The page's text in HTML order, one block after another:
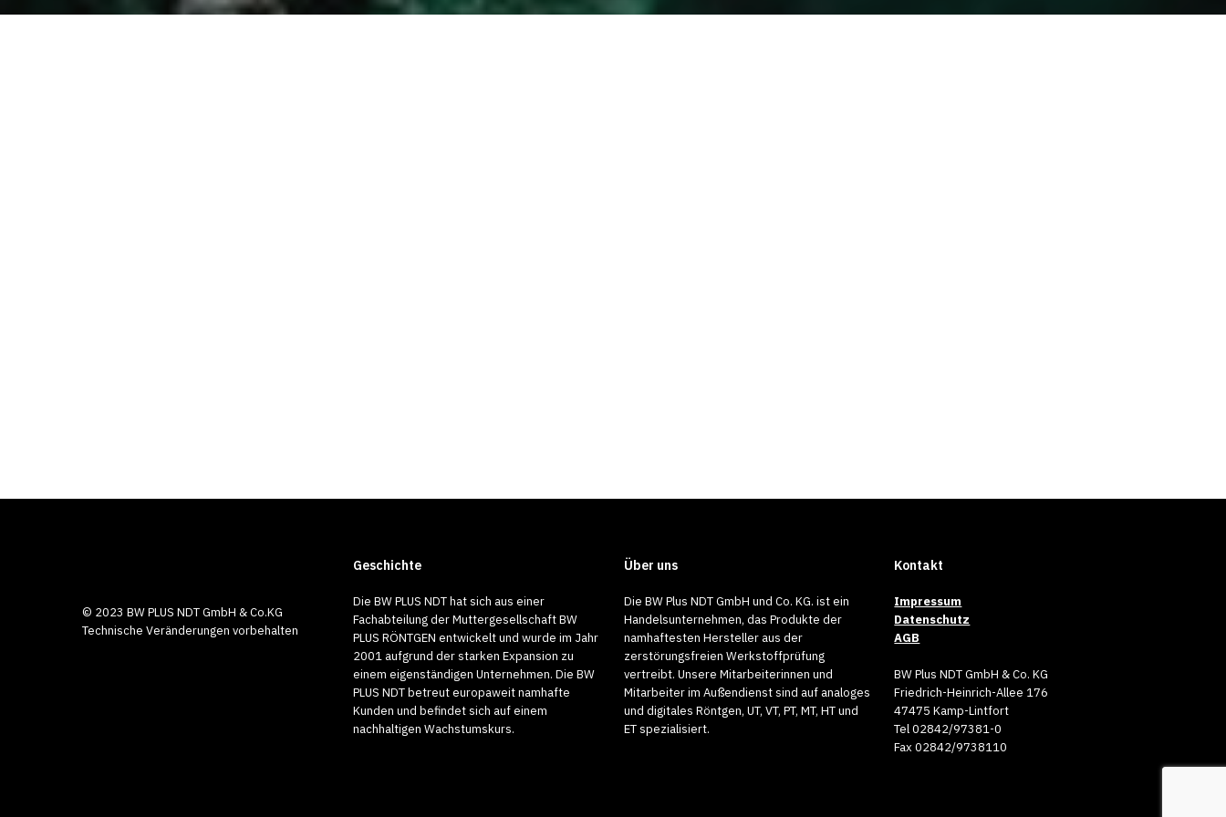
22/23 BW Plus NDT Katalog 22/23
Der neue BW Plus NDT Katalog ist da. Durch einen Klick auf das Bild laden Sie
den…
2. August 2022
© 2023 BW PLUS NDT GmbH & Co.KG
Technische Veränderungen vorbehalten
Geschichte
Die BW PLUS NDT hat sich aus einer
Fachabteilung der Muttergesellschaft BW
PLUS RÖNTGEN entwickelt und wurde im Jahr
2001 aufgrund der starken Expansion zu
einem eigenständigen Unternehmen. Die BW
PLUS NDT betreut europaweit namhafte
Kunden und befindet sich auf einem
nachhaltigen Wachstumskurs.
Über uns
Die BW Plus NDT GmbH und Co. KG. ist ein
Handelsunternehmen, das Produkte der
namhaftesten Hersteller aus der
zerstörungsfreien Werkstoffprüfung
vertreibt. Unsere Mitarbeiterinnen und
Mitarbeiter im Außendienst sind auf analoges
und digitales Röntgen, UT, VT, PT, MT, HT und
ET spezialisiert.
Kontakt
Impressum
Datenschutz
AGB
BW Plus NDT GmbH & Co. KG
Friedrich-Heinrich-Allee 176
47475 Kamp-Lintfort
Tel 02842/97381-0
Fax 02842/9738110